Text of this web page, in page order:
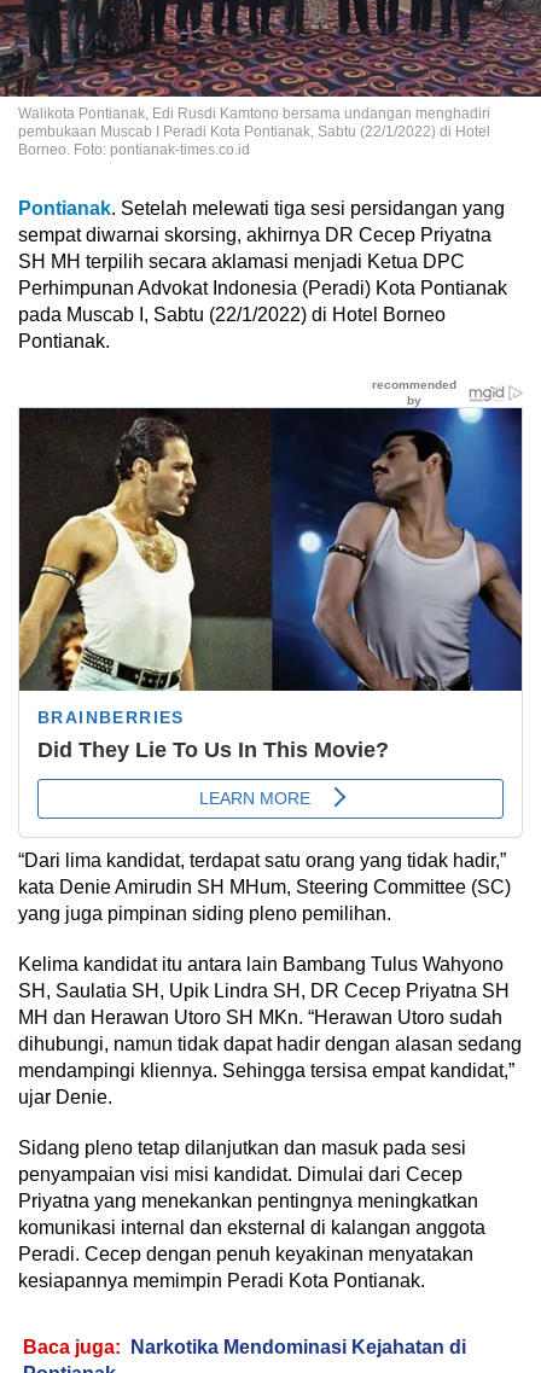
Walikota Pontianak, Edi Rusdi Kamtono bersama undangan menghadiri
pembukaan Muscab I Peradi Kota Pontianak, Sabtu (22/1/2022) di Hotel
Borneo. Foto: pontianak-times.co.id
Pontianak. Setelah melewati tiga sesi persidangan yang
sempat diwarnai skorsing, akhirnya DR Cecep Priyatna
SH MH terpilih secara aklamasi menjadi Ketua DPC
Perhimpunan Advokat Indonesia (Peradi) Kota Pontianak
pada Muscab I, Sabtu (22/1/2022) di Hotel Borneo
Pontianak.
“Dari lima kandidat, terdapat satu orang yang tidak hadir,”
kata Denie Amirudin SH MHum, Steering Committee (SC)
yang juga pimpinan siding pleno pemilihan.
Kelima kandidat itu antara lain Bambang Tulus Wahyono
SH, Saulatia SH, Upik Lindra SH, DR Cecep Priyatna SH
MH dan Herawan Utoro SH MKn. “Herawan Utoro sudah
dihubungi, namun tidak dapat hadir dengan alasan sedang
mendampingi kliennya. Sehingga tersisa empat kandidat,”
ujar Denie.
Sidang pleno tetap dilanjutkan dan masuk pada sesi
penyampaian visi misi kandidat. Dimulai dari Cecep
Priyatna yang menekankan pentingnya meningkatkan
komunikasi internal dan eksternal di kalangan anggota
Peradi. Cecep dengan penuh keyakinan menyatakan
kesiapannya memimpin Peradi Kota Pontianak.
Baca juga:
Narkotika Mendominasi Kejahatan di